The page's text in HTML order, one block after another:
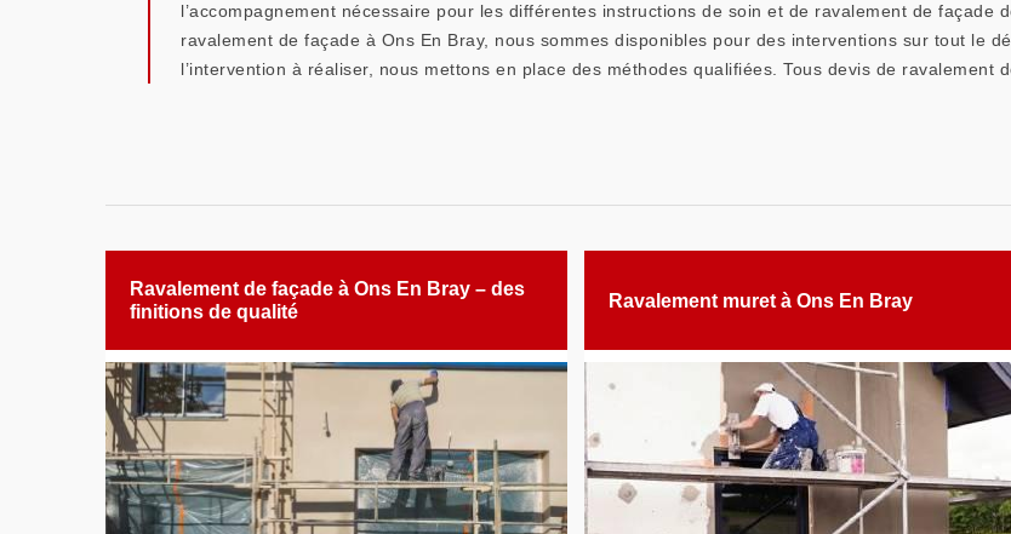
l’accompagnement nécessaire pour les différentes instructions de soin et de ravalement de façade
ravalement de façade à Ons En Bray, nous sommes disponibles pour des interventions sur tout le
l’intervention à réaliser, nous mettons en place des méthodes qualifiées. Tous devis de ravalement
Ravalement de façade à Ons En Bray – des
finitions de qualité
Ravalement muret à Ons En Bray